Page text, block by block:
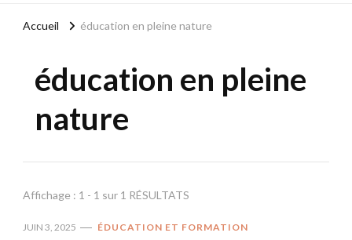
Accueil éducation en pleine nature
éducation en pleine
nature
Affichage : 1 - 1 sur 1 RÉSULTATS
JUIN 3, 2025 ÉDUCATION ET FORMATION